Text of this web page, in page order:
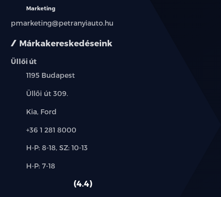
Lábtérvilágítás
LED olvasólámpák elöl
becsípődésgátlóval és egyérintéses funkcióval
Automata légkondícionáló
Márkakereskedéseink
Üllői út
Település:
1195 Budapest
Cím:
Üllői út 309.
Márkák:
Kia, Ford
Telefon:
+36 1 281 8000
Új-
használt
H-P: 8-18, SZ: 10-13
Alkatrész,
H-P: 7-18
4.4
Marketing
pmarketing@petranyiauto.hu